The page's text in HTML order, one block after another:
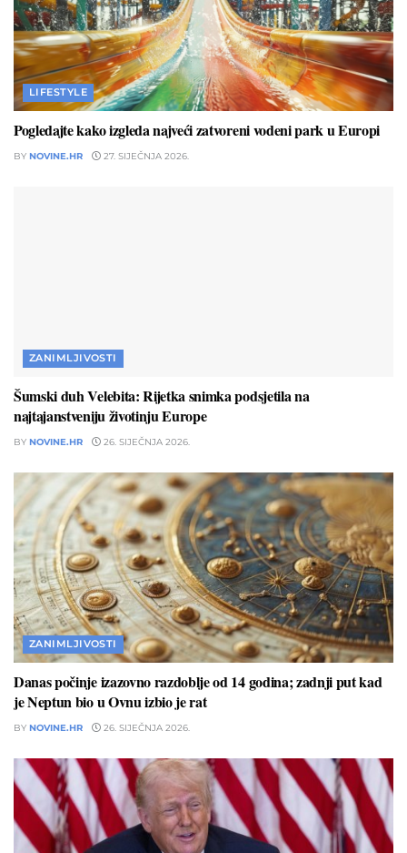
LIFESTYLE
Pogledajte kako izgleda najveći zatvoreni vodeni park u Europi
BY NOVINE.HR 27. SIJEČNJA 2026.
ZANIMLJIVOSTI
Šumski duh Velebita: Rijetka snimka podsjetila na
najtajanstveniju životinju Europe
BY NOVINE.HR 26. SIJEČNJA 2026.
ZANIMLJIVOSTI
Danas počinje izazovno razdoblje od 14 godina; zadnji put kad
je Neptun bio u Ovnu izbio je rat
BY NOVINE.HR 26. SIJEČNJA 2026.